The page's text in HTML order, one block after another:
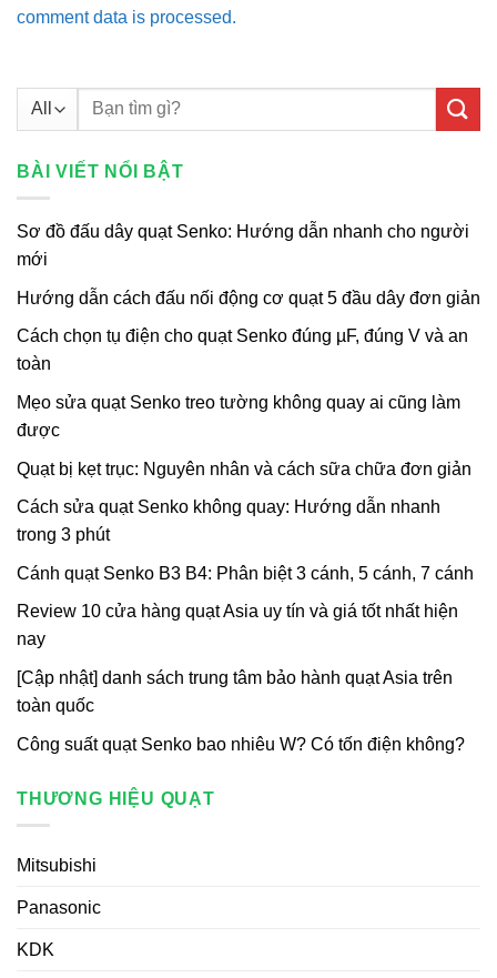
comment data is processed.
Tìm
BÀI VIẾT NỔI BẬT
Sơ đồ đấu dây quạt Senko: Hướng dẫn nhanh cho người
mới
Hướng dẫn cách đấu nối động cơ quạt 5 đầu dây đơn giản
Cách chọn tụ điện cho quạt Senko đúng µF, đúng V và an
toàn
Mẹo sửa quạt Senko treo tường không quay ai cũng làm
được
Quạt bị kẹt trục: Nguyên nhân và cách sữa chữa đơn giản
Cách sửa quạt Senko không quay: Hướng dẫn nhanh
trong 3 phút
Cánh quạt Senko B3 B4: Phân biệt 3 cánh, 5 cánh, 7 cánh
Review 10 cửa hàng quạt Asia uy tín và giá tốt nhất hiện
nay
[Cập nhật] danh sách trung tâm bảo hành quạt Asia trên
toàn quốc
Công suất quạt Senko bao nhiêu W? Có tốn điện không?
THƯƠNG HIỆU QUẠT
Mitsubishi
Panasonic
KDK